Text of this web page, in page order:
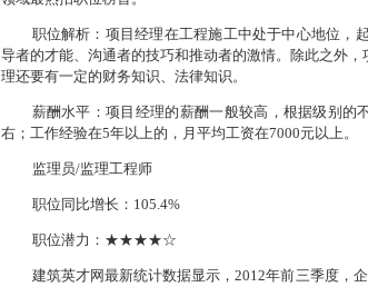
职位解析：项目经理在工程施工中处于中心地位，
导者的才能、沟通者的技巧和推动者的激情。除此之外
理还要有一定的财务知识、法律知识。
薪酬水平：项目经理的薪酬一般较高，根据级别的
右；工作经验在5年以上的，月平均工资在7000元以上。
监理员/监理工程师
职位同比增长： 105.4%
职位潜力：★★★★☆
建筑英才网最新统计数据显示，2012年前三季度，